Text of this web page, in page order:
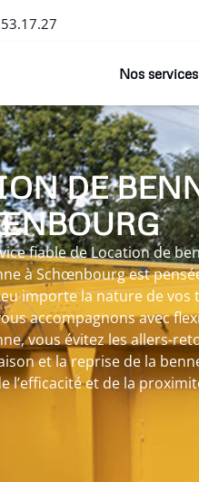
Nos services
DE
fiable de Location de
à Schœnbourg est
importe la nature de vos
accompagnons avec
vous évitez les allers-
et la reprise de la
l’efficacité et de la